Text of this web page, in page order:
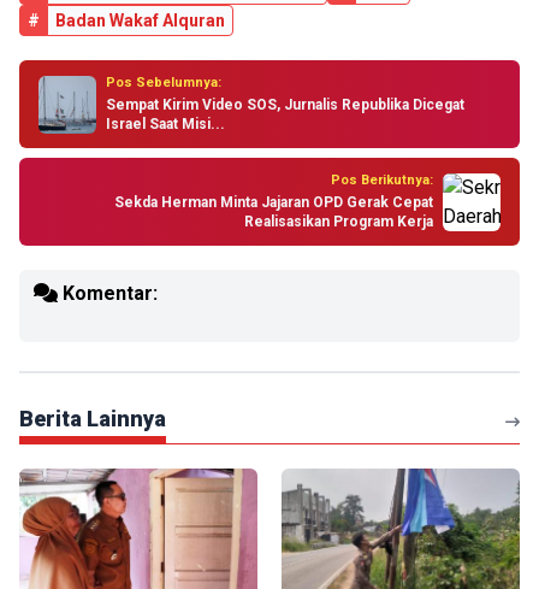
#
Badan Wakaf Alquran
Pos Sebelumnya:
Sempat Kirim Video SOS, Jurnalis Republika Dicegat
Israel Saat Misi...
Pos Berikutnya:
Sekda Herman Minta Jajaran OPD Gerak Cepat
Realisasikan Program Kerja
Komentar:
Berita Lainnya